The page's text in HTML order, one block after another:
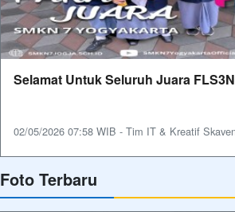
Selamat Untuk Seluruh Juara
02/05/2026 07:58 WIB - Tim IT & Kreatif
Foto Terbaru